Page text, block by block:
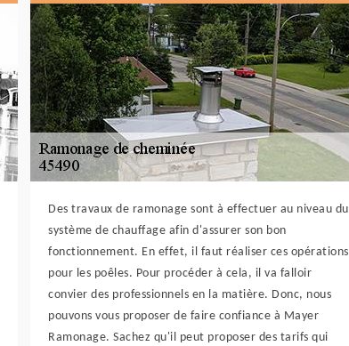
Des travaux de ramonage sont à effectuer au niveau du
système de chauffage afin d'assurer son bon
fonctionnement. En effet, il faut réaliser ces opérations
pour les poêles. Pour procéder à cela, il va falloir
convier des professionnels en la matière. Donc, nous
pouvons vous proposer de faire confiance à Mayer
Ramonage. Sachez qu'il peut proposer des tarifs qui